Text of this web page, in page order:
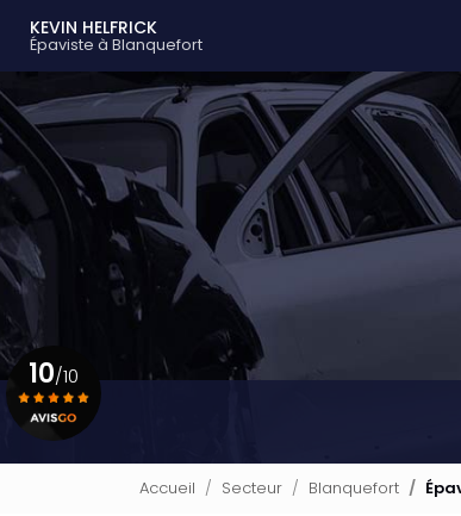
contenu
principal
KEVIN HELFRICK
Épaviste à Blanquefort
10/10
Accueil Secteur Blanquefort